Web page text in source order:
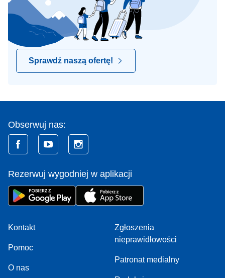
Sprawdź naszą ofertę!
Obserwuj nas:
Rezerwuj wygodniej w aplikacji
Kontakt
Pomoc
O nas
Zgłoszenia
nieprawidłowości
Patronat medialny